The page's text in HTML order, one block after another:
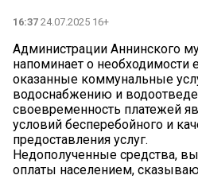
16:37 24.07.2025 16+
Администрации Аннинского
напоминает о необходимости
оказанные коммунальные
водоснабжению и
своевременность платежей
условий бесперебойного и
предоставления услуг.
Недополученные средства,
оплаты населением,